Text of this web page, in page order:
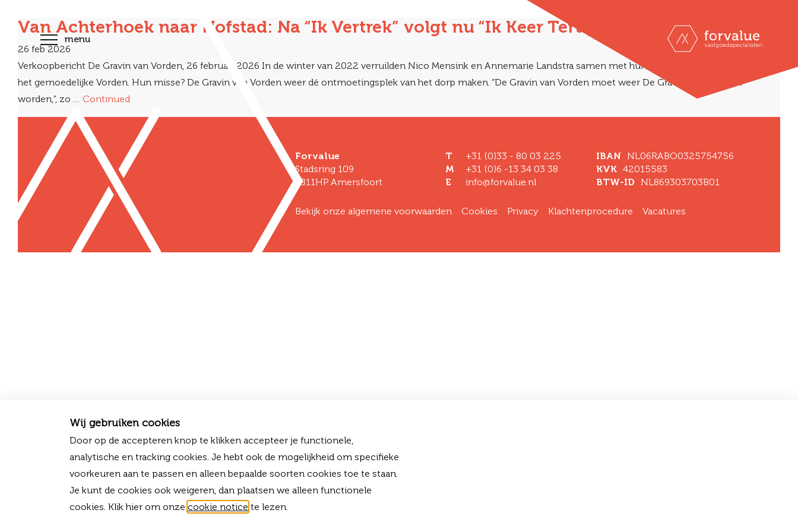
menu
Van Achterhoek naar Hofstad: Na “Ik Vertrek” volgt nu “Ik Keer Terug”
26 feb 2026
Verkoopbericht De Gravin van Vorden, 26 februari 2026 In de winter van 2022 verruilden Nico Mensink en Annemarie Landstra samen met hun zoon de Haagse drukte voor
het gemoedelijke Vorden. Hun misse? De Gravin van Vorden weer dé ontmoetingsplek van het dorp maken. “De Gravin van Vorden moet weer De Gravin vóór Vorden
worden,”, zo … Continued
Forvalue
Stadsring 109
3811HP Amersfoort
T
+31 (0)33 - 80 03 225
M
+31 (0)6 -13 34 03 38
E
info@forvalue.nl
IBAN NL06RABO0325754756
KVK 42015583
BTW-ID NL869303703B01
Bekijk onze algemene voorwaarden Cookies Privacy Klachtenprocedure Vacatures
Wij gebruiken cookies
Door op de accepteren knop te klikken accepteer je functionele,
analytische en tracking cookies. Je hebt ook de mogelijkheid om specifieke
voorkeuren aan te passen en alleen bepaalde soorten cookies toe te staan.
Je kunt de cookies ook weigeren, dan plaatsen we alleen functionele
cookies. Klik hier om onze cookie notice te lezen.